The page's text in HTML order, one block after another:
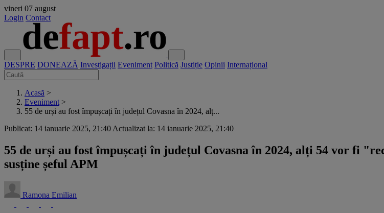
vineri 07 august
Login Contact
DESPRE DONEAZĂ Investigații Eveniment Politică Justiție Opinii Internațional
Acasă >
Eveniment >
55 de urși au fost împușcați în județul Covasna în 2024, alț...
Publicat: 14 ianuarie 2025, 21:40 Actualizat la: 14 ianuarie 2025, 21:40
55 de urși au fost împușcați în județul Covasna în 2024, alți 54 vor fi
susține șeful APM
Ramona Emilian